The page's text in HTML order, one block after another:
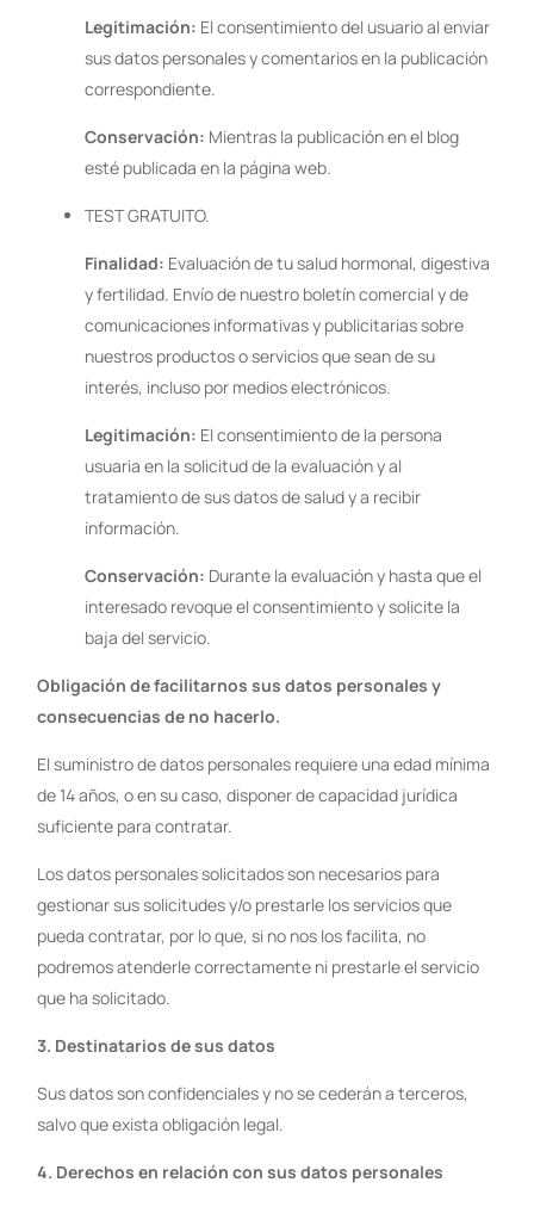
Legitimación: El consentimiento del usuario al enviar
sus datos personales y comentarios en la publicación
correspondiente.
Conservación: Mientras la publicación en el blog
esté publicada en la página web.
TEST GRATUITO.
Finalidad: Evaluación de tu salud hormonal, digestiva
y fertilidad. Envío de nuestro boletín comercial y de
comunicaciones informativas y publicitarias sobre
nuestros productos o servicios que sean de su
interés, incluso por medios electrónicos.
Legitimación: El consentimiento de la persona
usuaria en la solicitud de la evaluación y al
tratamiento de sus datos de salud y a recibir
información.
Conservación: Durante la evaluación y hasta que el
interesado revoque el consentimiento y solicite la
baja del servicio.
Obligación de facilitarnos sus datos personales y
consecuencias de no hacerlo.
El suministro de datos personales requiere una edad mínima
de 14 años, o en su caso, disponer de capacidad jurídica
suficiente para contratar.
Los datos personales solicitados son necesarios para
gestionar sus solicitudes y/o prestarle los servicios que
pueda contratar, por lo que, si no nos los facilita, no
podremos atenderle correctamente ni prestarle el servicio
que ha solicitado.
3. Destinatarios de sus datos
Sus datos son confidenciales y no se cederán a terceros,
salvo que exista obligación legal.
4. Derechos en relación con sus datos personales